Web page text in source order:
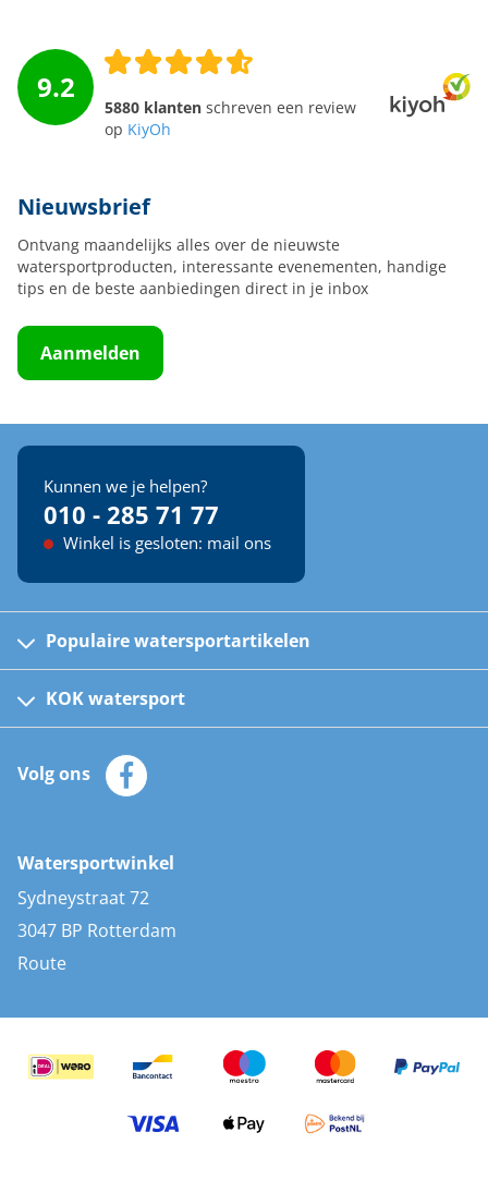
9.2
5880 klanten schreven een review
op KiyOh
Nieuwsbrief
Ontvang maandelijks alles over de nieuwste
watersportproducten, interessante evenementen, handige
tips en de beste aanbiedingen direct in je inbox
Aanmelden
Kunnen we je helpen?
010 - 285 71 77
Winkel is gesloten: mail ons
Populaire watersportartikelen
Kinder reddingsvesten
Automatische reddingsvesten
Zeilkleding
Zonnepanelen
AIS transponders
Stootwillen en fenders
Bootkussens
Zwemtrappen
KOK watersport
Klantenservice
Merken
Volg ons
Watersportwinkel
Sydneystraat 72
3047 BP Rotterdam
Route